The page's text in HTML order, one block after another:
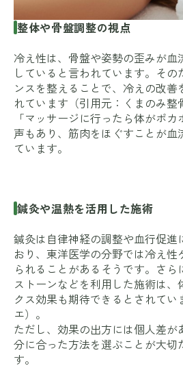
整体や骨盤調整の視点
冷え性は、骨盤や姿勢の歪みが血
していると言われています。そ
ンスを整えることで、冷えの改善
れています（引用元： くまのみ整
「マッサージに行ったら体がポ
声もあり、筋肉をほぐすことが
ています。
鍼灸や温熱を活用した施術
鍼灸は自律神経の調整や血行促進
おり、東洋医学の分野では冷え性
られることがあるそうです。さら
ストーンなどを利用した施術は、
クス効果も期待できるとされてい
エ）。
ただし、効果の出方には個人差が
分に合った方法を選ぶことが大切
す。